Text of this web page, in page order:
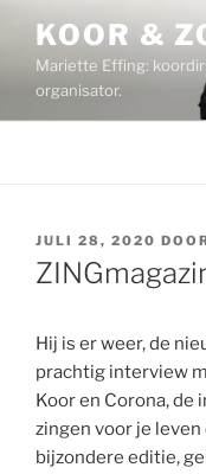
inhoud
KOOR &
Mariette Effing:
organisator.
GEPLAATST
OP
JULI 28, 2020
Hij is er weer, de
prachtig interview
Koor en Corona, de
zingen voor je leven
bijzondere editie,